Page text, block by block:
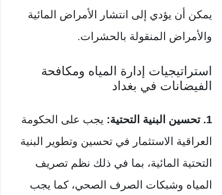
يمكن أن يؤدي إلى انتشار الأمراض المائية
والأمراض المنقولة بالحشرات.
استراتيجيات إدارة المياه ومكافحة
الفيضانات في بغداد
1. تحسين البنية التحتية:
يجب على الحكومة
العراقية الاستثمار في تحسين وتطوير البنية
التحتية المائية، بما في ذلك نظم تصريف
المياه وشبكات الصرف الصحي، كما يجب